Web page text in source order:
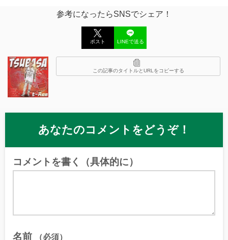
参考になったらSNSでシェア！
ポスト LINEで送る
この記事のタイトルとURLをコピーする
あなたのコメントをどうぞ！
コメントを書く（具体的に）
名前 （必須）